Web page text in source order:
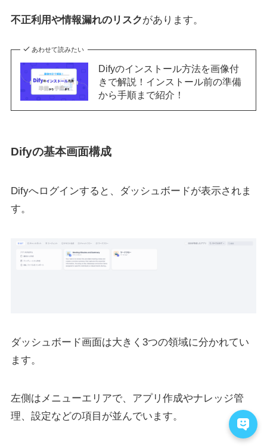
不正利用や情報漏れのリスクがあります。
あわせて読みたい
Difyのインストール方法を画像付
きで解説！インストール前の準備
から手順まで紹介！
Difyの基本画面構成
Difyへログインすると、ダッシュボードが表示されま
す。
ダッシュボード画面は大きく3つの領域に分かれてい
ます。
左側はメニューエリアで、アプリ作成やナレッジ管
理、設定などの項目が並んでいます。